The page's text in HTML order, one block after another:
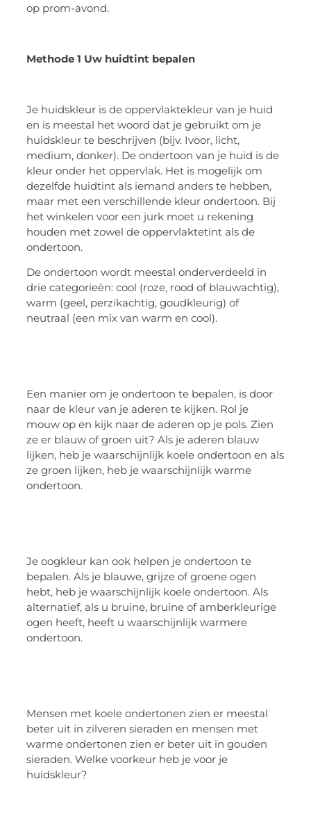
op prom-avond.
Methode 1 Uw huidtint bepalen
Je huidskleur is de oppervlaktekleur van je huid
en is meestal het woord dat je gebruikt om je
huidskleur te beschrijven (bijv. Ivoor, licht,
medium, donker). De ondertoon van je huid is de
kleur onder het oppervlak. Het is mogelijk om
dezelfde huidtint als iemand anders te hebben,
maar met een verschillende kleur ondertoon. Bij
het winkelen voor een jurk moet u rekening
houden met zowel de oppervlaktetint als de
ondertoon.
De ondertoon wordt meestal onderverdeeld in
drie categorieën: cool (roze, rood of blauwachtig),
warm (geel, perzikachtig, goudkleurig) of
neutraal (een mix van warm en cool).
Een manier om je ondertoon te bepalen, is door
naar de kleur van je aderen te kijken. Rol je
mouw op en kijk naar de aderen op je pols. Zien
ze er blauw of groen uit? Als je aderen blauw
lijken, heb je waarschijnlijk koele ondertoon en als
ze groen lijken, heb je waarschijnlijk warme
ondertoon.
Je oogkleur kan ook helpen je ondertoon te
bepalen. Als je blauwe, grijze of groene ogen
hebt, heb je waarschijnlijk koele ondertoon. Als
alternatief, als u bruine, bruine of amberkleurige
ogen heeft, heeft u waarschijnlijk warmere
ondertoon.
Mensen met koele ondertonen zien er meestal
beter uit in zilveren sieraden en mensen met
warme ondertonen zien er beter uit in gouden
sieraden. Welke voorkeur heb je voor je
huidskleur?